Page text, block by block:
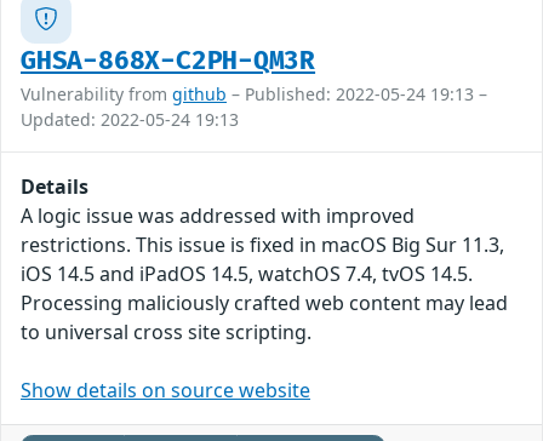
GHSA-868X-C2PH-QM3R
Vulnerability from github – Published: 2022-05-24 19:13 –
Updated: 2022-05-24 19:13
Details
A logic issue was addressed with improved
restrictions. This issue is fixed in macOS Big Sur 11.3,
iOS 14.5 and iPadOS 14.5, watchOS 7.4, tvOS 14.5.
Processing maliciously crafted web content may lead
to universal cross site scripting.
Show details on source website